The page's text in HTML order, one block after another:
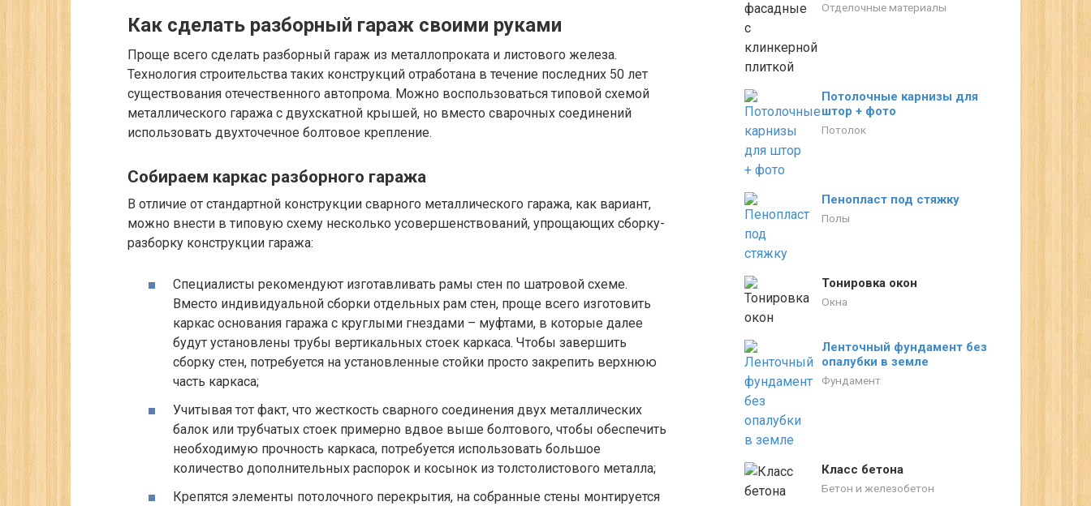
Как сделать разборный гараж своими руками
Проще всего сделать разборный гараж из металлопроката и листового железа.
Технология строительства таких конструкций отработана в течение последних 50 лет
существования отечественного автопрома. Можно воспользоваться типовой схемой
металлического гаража с двухскатной крышей, но вместо сварочных соединений
использовать двухточечное болтовое крепление.
Собираем каркас разборного гаража
В отличие от стандартной конструкции сварного металлического гаража, как вариант,
можно внести в типовую схему несколько усовершенствований, упрощающих сборку-
разборку конструкции гаража:
Специалисты рекомендуют изготавливать рамы стен по шатровой схеме.
Вместо индивидуальной сборки отдельных рам стен, проще всего изготовить
каркас основания гаража с круглыми гнездами – муфтами, в которые далее
будут установлены трубы вертикальных стоек каркаса. Чтобы завершить
сборку стен, потребуется на установленные стойки просто закрепить верхнюю
часть каркаса;
Учитывая тот факт, что жесткость сварного соединения двух металлических
балок или трубчатых стоек примерно вдвое выше болтового, чтобы обеспечить
необходимую прочность каркаса, потребуется использовать большое
количество дополнительных распорок и косынок из толстолистового металла;
Крепятся элементы потолочного перекрытия, на собранные стены монтируется
Отделочные материалы
Потолочные карнизы для
штор + фото
Потолок
Пенопласт под стяжку
Полы
Тонировка окон
Окна
Ленточный фундамент без
опалубки в земле
Фундамент
Класс бетона
Бетон и железобетон